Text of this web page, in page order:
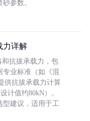
参数。
力详解
抗拔承载力，包
专业标准（如《混
供抗拔承载力计算
计值约80kN）。
型建议，适用于工